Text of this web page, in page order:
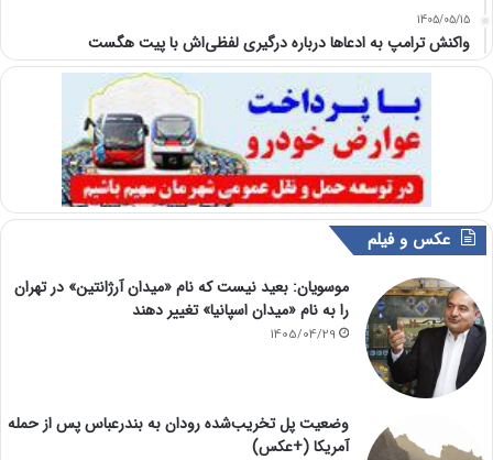
1405/05/15
واکنش ترامپ به ادعاها درباره درگیری لفظی‌اش با پیت هگست
عکس و فیلم
موسویان: بعید نیست که نام «میدان آرژانتین» در تهران
را به نام «میدان اسپانیا» تغییر دهند
1405/04/29
وضعیت پل تخریب‌شده رودان به بندرعباس پس از حمله
آمریکا (+عکس)